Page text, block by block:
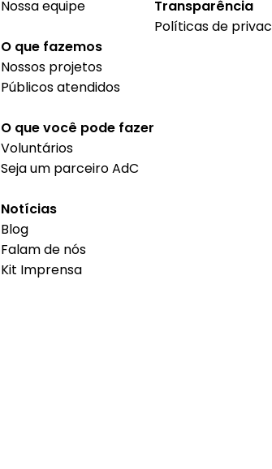
Nossa equipe
O que fazemos
Nossos projetos
Públicos atendidos
O que você pode fazer
Voluntários
Seja um parceiro AdC
Notícias
Blog
Falam de nós
Kit Imprensa
Transparência
Políticas de